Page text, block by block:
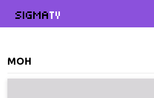
SIGMATV
МОН